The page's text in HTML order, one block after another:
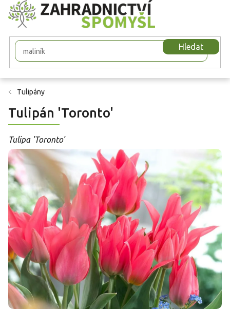
Přejít
na
obsah
Hledat
Tulipány
Tulipán 'Toronto'
Tulipa 'Toronto'